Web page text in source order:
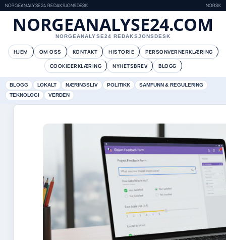
NORGEANALYSE24 REDAKSJONSDESK NORSK
NORGEANALYSE24.COM
NORGEANALYSE24 REDAKSJONSDESK
HJEM OM OSS KONTAKT HISTORIE
PERSONVERNERKLÆRING
COOKIEERKLÆRING
NYHETSBREV BLOGG
BLOGG LOKALT NÆRINGSLIV POLITIKK
SAMFUNN & REGULERING
TEKNOLOGI
VERDEN